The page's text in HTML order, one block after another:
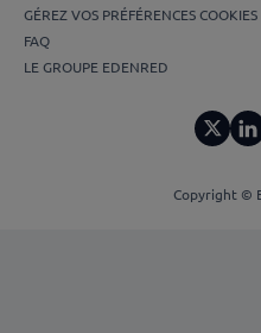
GÉREZ VOS PRÉFÉRENCES COOKIES
FAQ
LE GROUPE EDENRED
Copyright ©